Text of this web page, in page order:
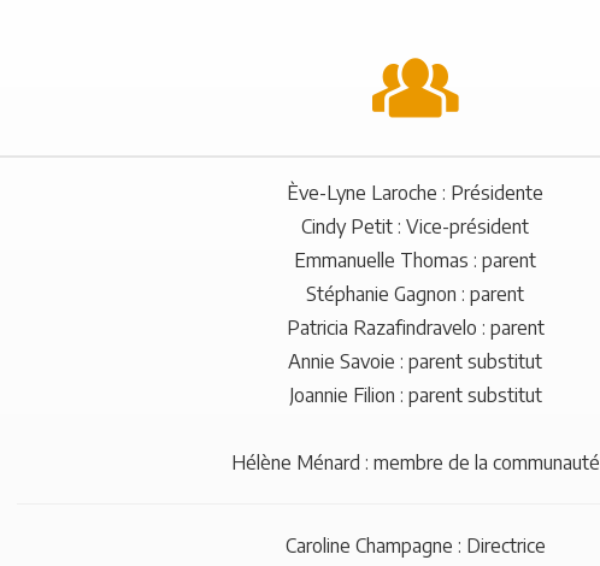
Ève-Lyne Laroche : Présidente
Cindy Petit : Vice-président
Emmanuelle Thomas : parent
Stéphanie Gagnon : parent
Patricia Razafindravelo : parent
Annie Savoie : parent substitut
Joannie Filion : parent substitut
Hélène Ménard : membre de la communauté
Caroline Champagne : Directrice